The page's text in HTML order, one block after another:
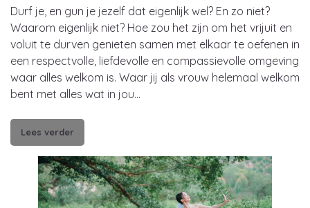
Durf je, en gun je jezelf dat eigenlijk wel? En zo niet?
Waarom eigenlijk niet? Hoe zou het zijn om het vrijuit en
voluit te durven genieten samen met elkaar te oefenen in
een respectvolle, liefdevolle en compassievolle omgeving
waar alles welkom is. Waar jij als vrouw helemaal welkom
bent met alles wat in jou…
Lees verder